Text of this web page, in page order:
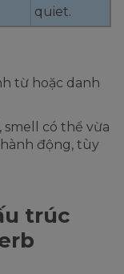
quiet.
từ hoặc danh
có thể vừa
động, tùy
trúc